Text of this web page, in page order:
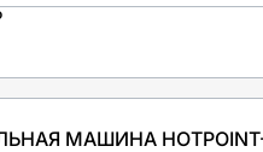
МАШИНА HOTPOINT-